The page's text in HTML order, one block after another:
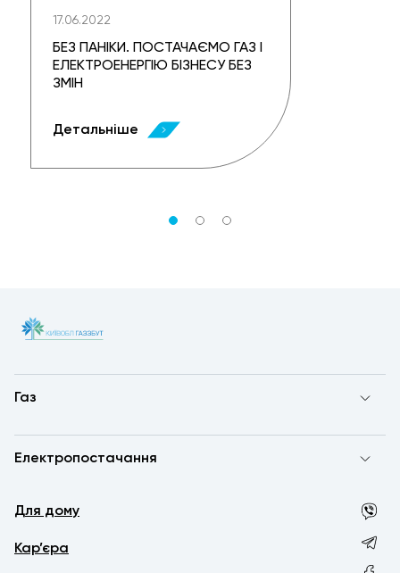
17.06.2022
БЕЗ ПАНІКИ. ПОСТАЧАЄМО ГАЗ І
ЕЛЕКТРОЕНЕРГІЮ БІЗНЕСУ БЕЗ
ЗМІН
Детальніше
Газ
Електропостачання
Для дому
Кар’єра